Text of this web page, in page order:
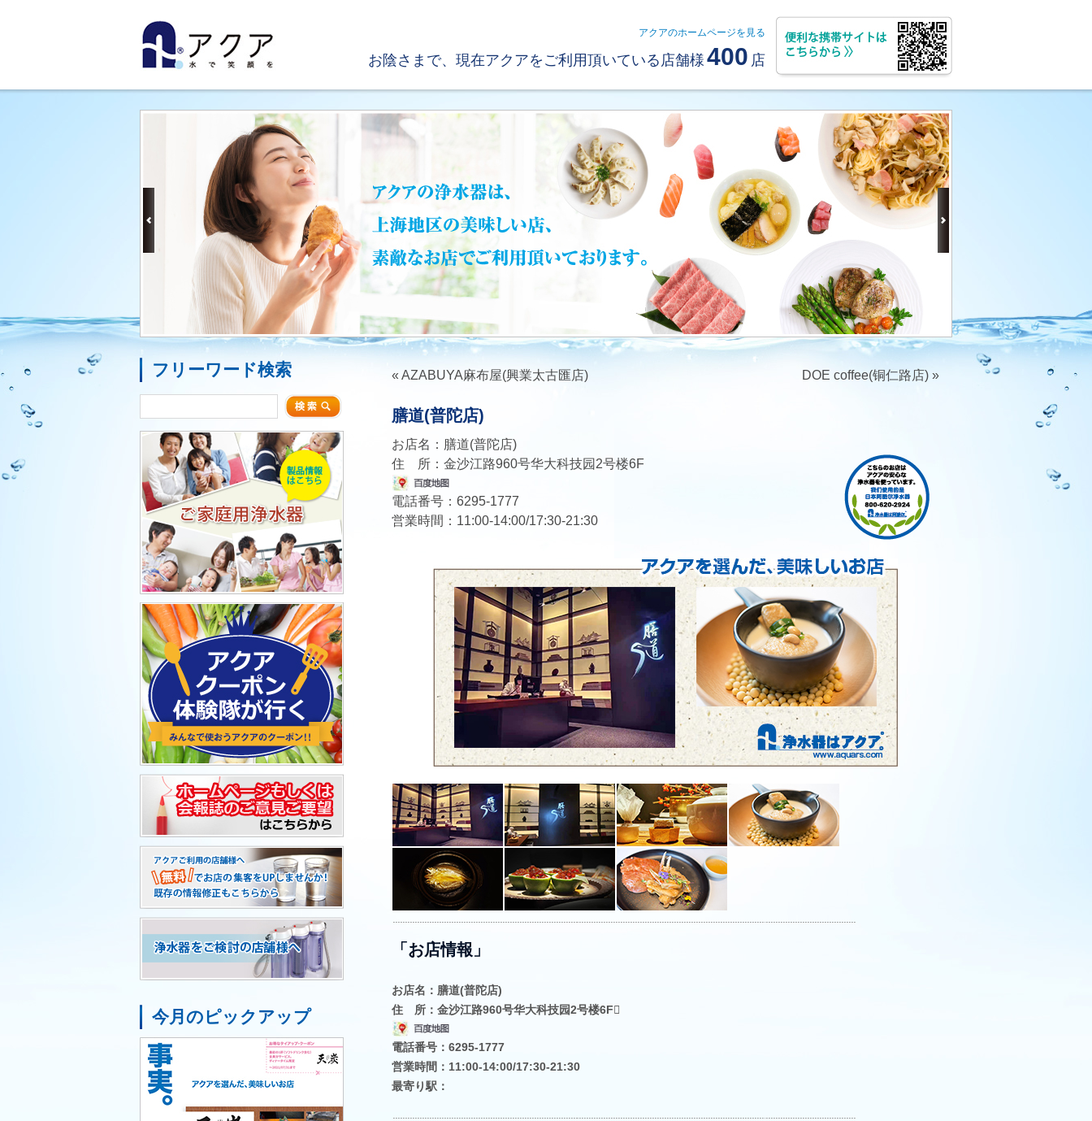
アクアのホームページを見る
お陰さまで、現在アクアをご利用頂いている店舗様 400 店
フリーワード検索
今月のピックアップ
« AZABUYA麻布屋(興業太古匯店) DOE coffee(铜仁路店) »
膳道(普陀店)
お店名：膳道(普陀店)
住 所：金沙江路960号华大科技园2号楼6F
電話番号：6295-1777
営業時間：11:00-14:00/17:30-21:30
「お店情報」
お店名：膳道(普陀店)
住 所：金沙江路960号华大科技园2号楼6F
電話番号：6295-1777
営業時間：11:00-14:00/17:30-21:30
最寄り駅：